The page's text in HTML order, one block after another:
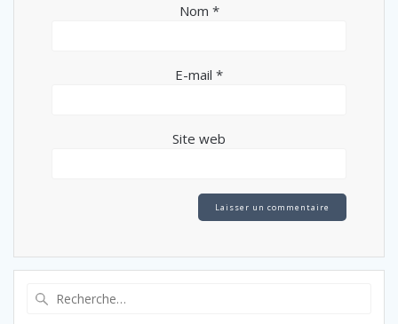
Nom *
E-mail *
Site web